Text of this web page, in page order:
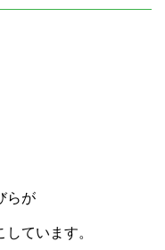
らが
ています。